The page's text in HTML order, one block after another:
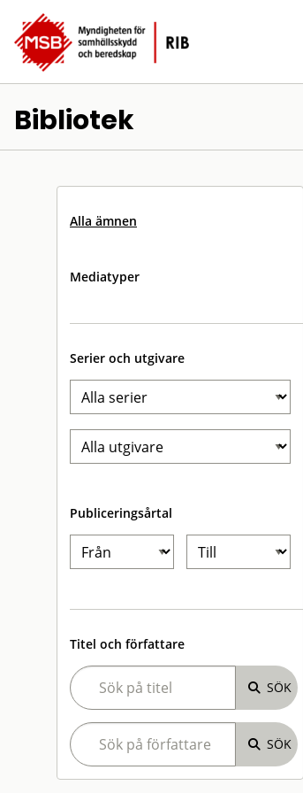
Bibliotek
Alla ämnen
Mediatyper
Serier och utgivare
Publiceringsårtal
Titel och författare